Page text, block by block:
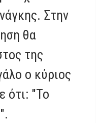
Στην
θα
της
ο κύριος
ότι: "Το